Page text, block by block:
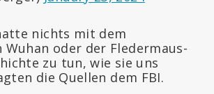
nichts mit dem
Wuhan oder der Fledermaus-
zu tun, wie sie uns
die Quellen dem FBI.